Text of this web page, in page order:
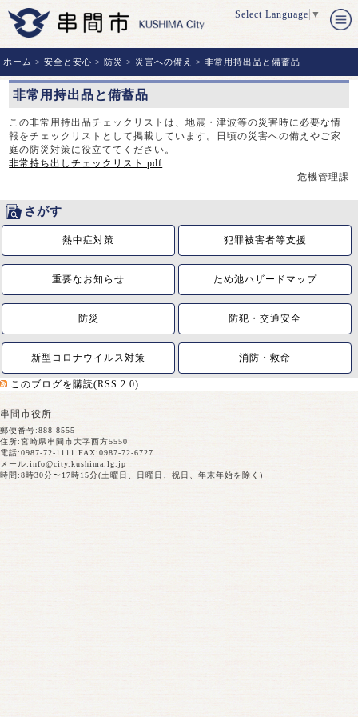
Select Language ▼
ホーム >安全と安心 >防災 > 災害への備え > 非常用持出品と備蓄品
非常用持出品と備蓄品
この非常用持出品チェックリストは、地震・津波等の災害時に必要な情
報をチェックリストとして掲載しています。日頃の災害への備えやご家
庭の防災対策に役立ててください。
非常持ち出しチェックリスト.pdf
危機管理課
さがす
熱中症対策 犯罪被害者等支援
重要なお知らせ ため池ハザードマップ
防災 防犯・交通安全
新型コロナウイルス対策 消防・救命
このブログを購読(RSS 2.0)
串間市役所
郵便番号:888-8555
住所:宮崎県串間市大字西方5550
電話:0987-72-1111 FAX:0987-72-6727
メール:info@city.kushima.lg.jp
時間:8時30分〜17時15分(土曜日、日曜日、祝日、年末年始を除く)